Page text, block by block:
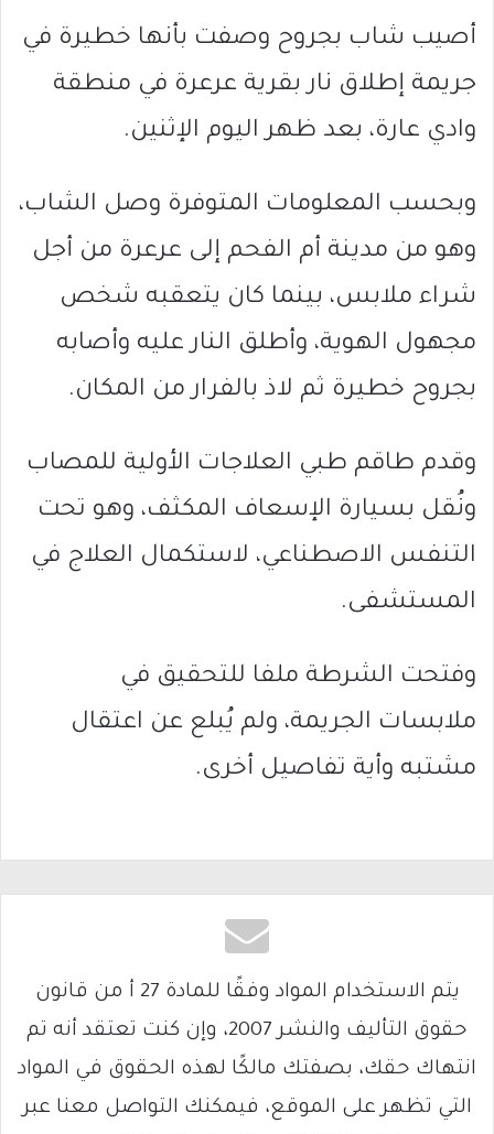
أصيب شاب بجروح وصفت بأنها خطيرة في
جريمة إطلاق نار بقرية عرعرة في منطقة
وادي عارة، بعد ظهر اليوم الإثنين.
وبحسب المعلومات المتوفرة وصل الشاب،
وهو من مدينة أم الفحم إلى عرعرة من أجل
شراء ملابس، بينما كان يتعقبه شخص
مجهول الهوية، وأطلق النار عليه وأصابه
بجروح خطيرة ثم لاذ بالفرار من المكان.
وقدم طاقم طبي العلاجات الأولية للمصاب
ونُقل بسيارة الإسعاف المكثف، وهو تحت
التنفس الاصطناعي، لاستكمال العلاج في
المستشفى.
وفتحت الشرطة ملفا للتحقيق في
ملابسات الجريمة، ولم يُبلع عن اعتقال
مشتبه وأية تفاصيل أخرى.
يتم الاستخدام المواد وفقًا للمادة 27 أ من قانون
حقوق التأليف والنشر 2007، وإن كنت تعتقد أنه تم
انتهاك حقك، بصفتك مالكًا لهذه الحقوق في المواد
التي تظهر على الموقع، فيمكنك التواصل معنا عبر